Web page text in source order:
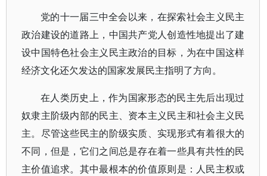
党的十一届三中全会以来，在探索社会主义民主
政治建设的道路上，中国共产党人创造性地提出了建
设中国特色社会主义民主政治的目标，为在中国这样
经济文化还欠发达的国家发展民主指明了方向。
在人类历史上，作为国家形态的民主先后出现过
奴隶主阶级内部的民主、资本主义民主和社会主义民
主。尽管这些民主的阶级实质、实现形式有着很大的
不同，但是，它们之间总是存在着一些具有共性的民
主价值追求。其中最根本的价值原则是：人民主权或